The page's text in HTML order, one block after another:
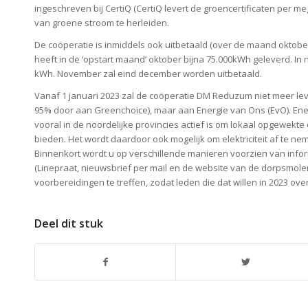
ingeschreven bij CertiQ (CertiQ levert de groencertificaten per
van groene stroom te herleiden.
De coöperatie is inmiddels ook uitbetaald (over de maand
heeft in de ‘opstart maand’ oktober bijna 75.000kWh geleverd.
kWh. November zal eind december worden uitbetaald.
Vanaf 1 januari 2023 zal de coöperatie DM Reduzum niet meer
95% door aan Greenchoice), maar aan Energie van Ons (EvO).
vooral in de noordelijke provincies actief is om lokaal opgewekte
bieden. Het wordt daardoor ook mogelijk om elektriciteit af te
Binnenkort wordt u op verschillende manieren voorzien van
(Linepraat, nieuwsbrief per mail en de website van de
voorbereidingen te treffen, zodat leden die dat willen in 2023
Deel dit stuk